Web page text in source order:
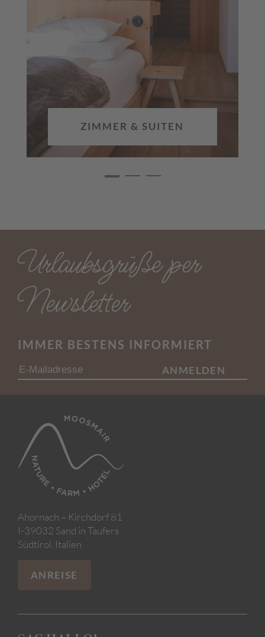
ZIMMER & SUITEN
Urlaubsgrüße per
Newsletter
IMMER BESTENS INFORMIERT
ANMELDEN
Ahornach – Kirchdorf 81
I-39032 Sand in Taufers
Südtirol, Italien
ANREISE